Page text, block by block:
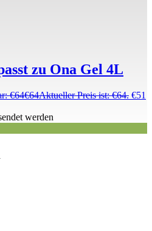
zu Ona Gel 4L
€64€64Aktueller Preis ist: €64. €51
werden